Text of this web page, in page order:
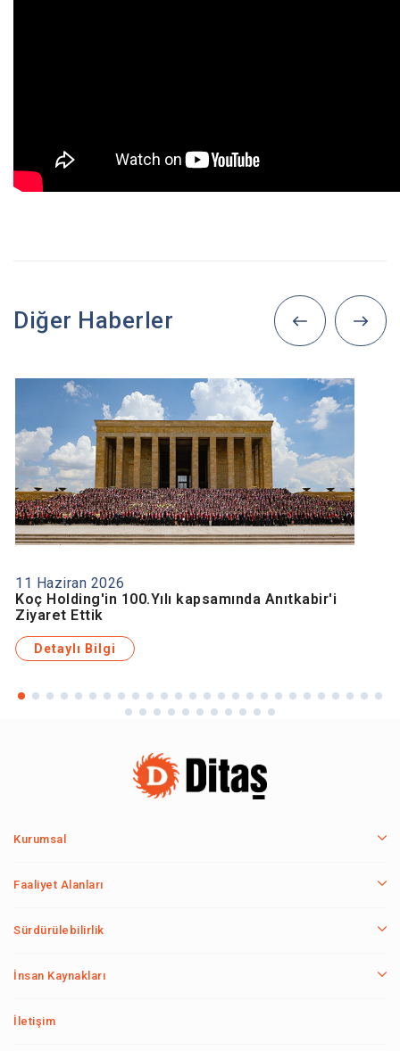
Diğer Haberler
11 Haziran 2026
Koç Holding'in 100.Yılı kapsamında Anıtkabir'i
Ziyaret Ettik
Detaylı Bilgi
Kurumsal
Faaliyet Alanları
Sürdürülebilirlik
İnsan Kaynakları
İletişim